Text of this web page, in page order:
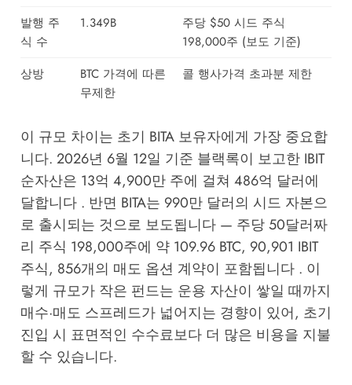
발행 주
식 수
1.349B
주당 $50 시드 주식
198,000주 (보도 기준)
상방
BTC 가격에 따른
무제한
콜 행사가격 초과분 제한
이 규모 차이는 초기 BITA 보유자에게 가장 중요합
니다. 2026년 6월 12일 기준 블랙록이 보고한 IBIT
순자산은 13억 4,900만 주에 걸쳐 486억 달러에
달합니다 . 반면 BITA는 990만 달러의 시드 자본으
로 출시되는 것으로 보도됩니다 — 주당 50달러짜
리 주식 198,000주에 약 109.96 BTC, 90,901 IBIT
주식, 856개의 매도 옵션 계약이 포함됩니다 . 이
렇게 규모가 작은 펀드는 운용 자산이 쌓일 때까지
매수·매도 스프레드가 넓어지는 경향이 있어, 초기
진입 시 표면적인 수수료보다 더 많은 비용을 지불
할 수 있습니다.